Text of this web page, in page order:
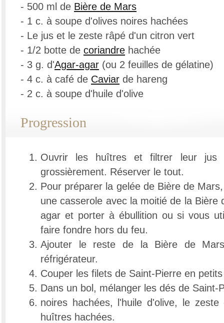
- 500 ml de Bière de Mars
- 1 c. à soupe d'olives noires hachées
- Le jus et le zeste râpé d'un citron vert
- 1/2 botte de coriandre hachée
- 3 g. d'Agar-agar (ou 2 feuilles de gélatine)
- 4 c. à café de Caviar de hareng
- 2 c. à soupe d'huile d'olive
Progression
Ouvrir les huîtres et filtrer leur jus
grossièrement. Réserver le tout.
Pour préparer la gelée de Bière de
une casserole avec la moitié de la Bière
agar et porter à ébullition ou si vous
faire fondre hors du feu.
Ajouter le reste de la Bière de
réfrigérateur.
Couper les filets de Saint-Pierre en
Dans un bol, mélanger les dés de Saint-
noires hachées, l'huile d'olive, le
huîtres hachées.